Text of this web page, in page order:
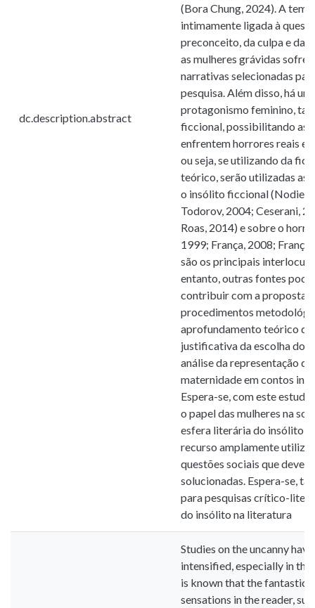
dc.description.abstract
(Bora Chung, 2024). A
intimamente ligada à
preconceito, da culpa e
as mulheres grávidas
narrativas selecionadas
pesquisa. Além disso, há
protagonismo feminino,
ficcional, possibilitando
enfrentem horrores reais
ou seja, se utilizando da
teórico, serão utilizadas as
o insólito ficcional (Nodier,
Todorov, 2004; Ceserani,
Roas, 2014) e sobre o
1999; França, 2008;
são os principais
entanto, outras fontes
contribuir com a proposta.
procedimentos
aprofundamento teórico
justificativa da escolha dos
análise da representação
maternidade em contos
Espera-se, com este
o papel das mulheres na
esfera literária do insólito,
recurso amplamente
questões sociais que
solucionadas. Espera-se,
para pesquisas crítico-
do insólito na literatura
Studies on the uncanny
intensified, especially in
is known that the fantastic
sensations in the reader,